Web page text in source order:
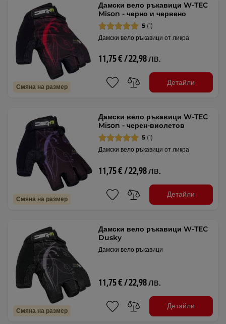
Смяна на размер
Дамски вело ръкавици W-TEC
Mison - черно и червено
5 (1)
Дамски вело ръкавици от ликра
11,75 € / 22,98 лв.
Детайли
Смяна на размер
Дамски вело ръкавици W-TEC
Mison - черен-виолетов
5 (1)
Дамски вело ръкавици от ликра
11,75 € / 22,98 лв.
Детайли
Смяна на размер
Дамски вело ръкавици W-TEC
Dusky
Дамски вело ръкавици
11,75 € / 22,98 лв.
Детайли